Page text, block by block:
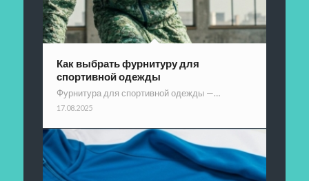
Как выбрать фурнитуру для
спортивной одежды
Фурнитура для спортивной одежды —…
17.08.2025